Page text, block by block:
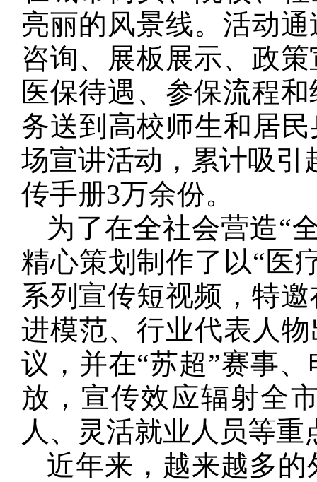
亮丽的风景线。活动
咨询、展板展示、政
医保待遇、参保流程
务送到高校师生和居
场宣讲活动，累计吸引
传手册3万余份。
为了在全社会营造“
精心策划制作了以“医
系列宣传短视频，特
进模范、行业代表人
议，并在“苏超”赛事
放，宣传效应辐射全
人、灵活就业人员等
近年来，越来越多